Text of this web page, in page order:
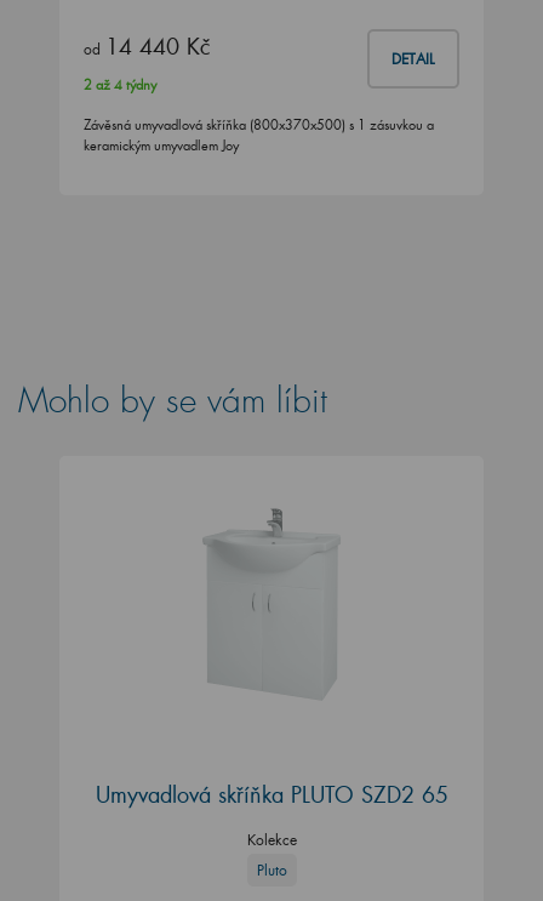
od 14 440 Kč DETAIL
2 až 4 týdny
Závěsná umyvadlová skříňka (800x370x500) s 1 zásuvkou a
keramickým umyvadlem Joy
Mohlo by se vám líbit
Umyvadlová skříňka PLUTO SZD2 65
Kolekce
Pluto